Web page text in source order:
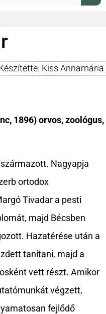
Készítette: Kiss Annamária
1896) orvos, zoológus,
Nagyapja
ortodox
Tivadar a pesti
majd Bécsben
Hazatérése után a
tanítani, majd a
vett részt. Amikor
végzett,
fejlődő